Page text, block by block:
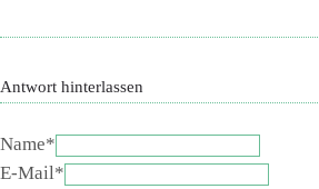
Antwort hinterlassen
Name*
E-Mail*